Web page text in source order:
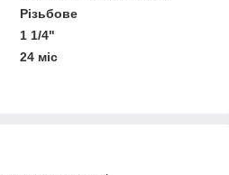
Різьбове
1 1/4"
24 міс